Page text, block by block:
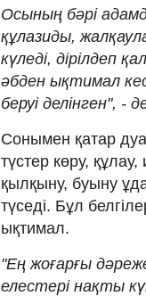
Осының бәрі
құлазиды,
күледі, дірілдеп
әбден ықтимал
беруі делінген", -
Сонымен қатар
түстер көру,
қылқыну, буыну
түседі. Бұл
ықтимал.
"Ең жоғарғы
елестері нақты